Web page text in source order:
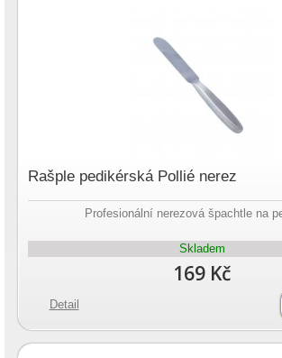
Rašple pedikérská Pollié nerez
Profesionální nerezová špachtle na
Skladem
169 Kč
Detail